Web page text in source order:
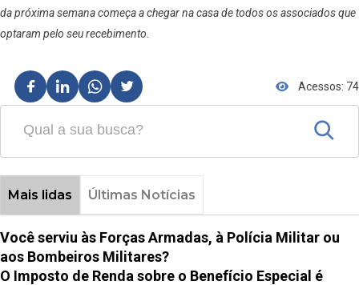
da próxima semana começa a chegar na casa de todos os associados que
optaram pelo seu recebimento.
Acessos: 74
Mais lidas Últimas Notícias
Você serviu às Forças Armadas, à Polícia Militar ou
aos Bombeiros Militares?
O Imposto de Renda sobre o Benefício Especial é